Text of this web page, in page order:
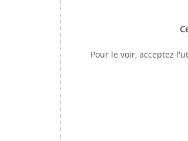
Pour le voir, acceptez